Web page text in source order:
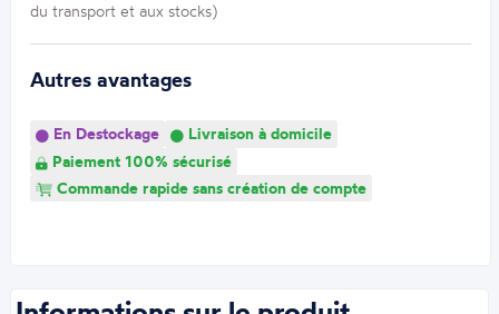
du transport et aux stocks)
Autres avantages
En Destockage
Livraison à domicile
Paiement 100% sécurisé
Commande rapide sans création de compte